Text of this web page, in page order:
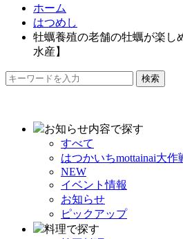
ホーム
はつめし
牡蠣養殖の老舗の牡蠣が楽し
水産】
検索
お知らせ内容で探す
すべて
はつかいちmottainai大作
NEW
イベント情報
お知らせ
ピックアップ
料理で探す